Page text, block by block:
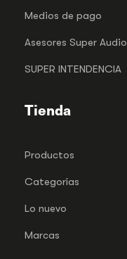
Medios de pago
Asesores Super Audio
SUPER INTENDENCIA
Tienda
Productos
Categorías
Lo nuevo
Marcas